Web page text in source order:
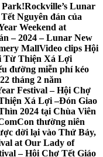
Park!Rockville’s Lunar
Nguyên đán của
Weekend at
– 2024 – Lunar New
MallVideo clips Hội
Từ Thiện Xá Lợi
đường miễn phí kéo
tháng 2 năm
Festival – Hội Chợ
Xá Lợi –Đón Giao
2024 tại Chùa Viên
thường niên
dời lại vào Thứ Bảy,
at Our Lady of
– Hội Chợ Tết Giáo